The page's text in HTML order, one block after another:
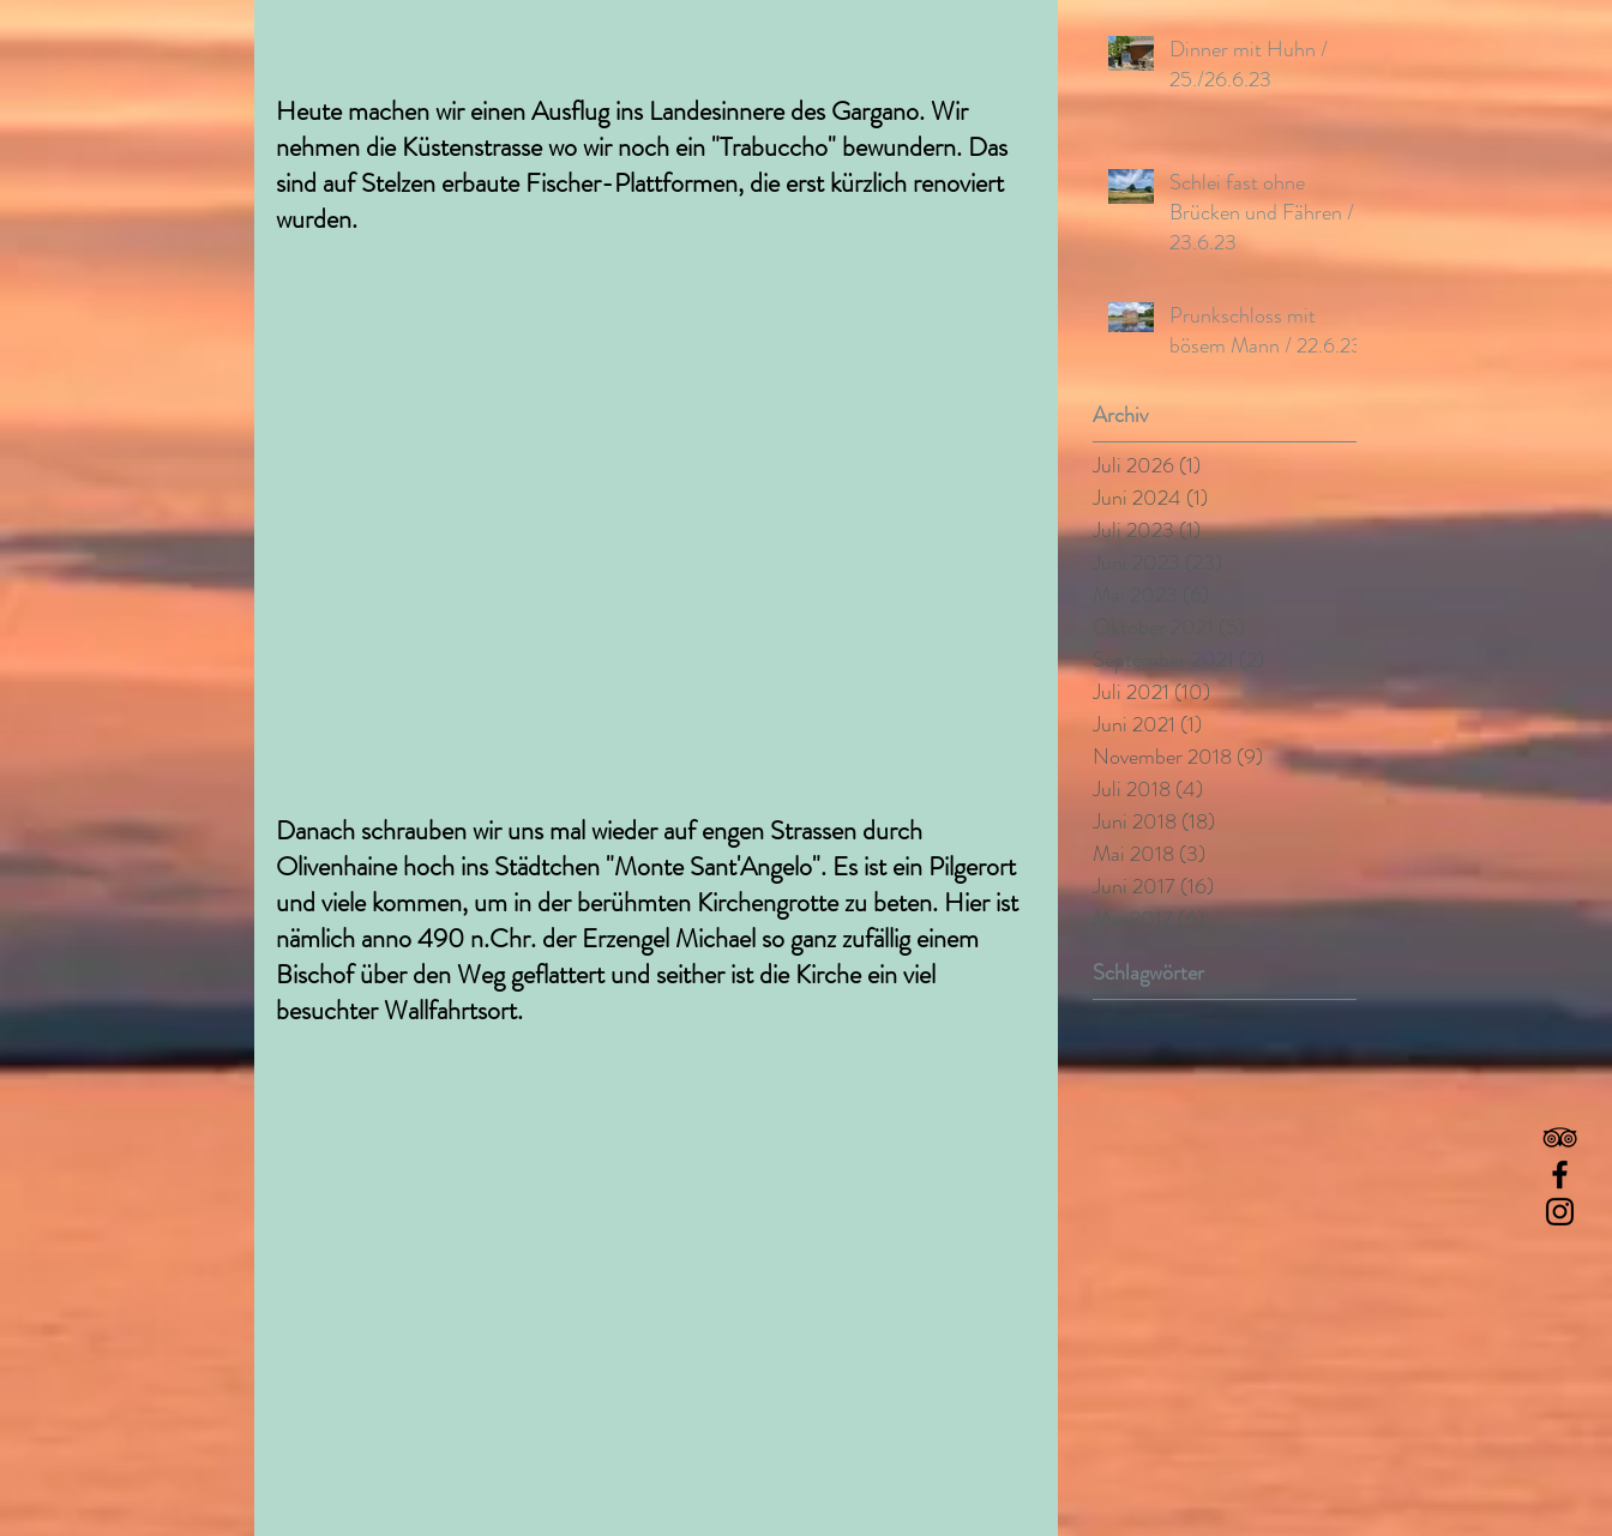
Heute machen wir einen Ausflug ins Landesinnere des Gargano. Wir
nehmen die Küstenstrasse wo wir noch ein "Trabuccho" bewundern. Das
sind auf Stelzen erbaute Fischer-Plattformen, die erst kürzlich renoviert
wurden.
Danach schrauben wir uns mal wieder auf engen Strassen durch
Olivenhaine hoch ins Städtchen "Monte Sant'Angelo". Es ist ein Pilgerort
und viele kommen, um in der berühmten Kirchengrotte zu beten. Hier ist
nämlich anno 490 n.Chr. der Erzengel Michael so ganz zufällig einem
Bischof über den Weg geflattert und seither ist die Kirche ein viel
besuchter Wallfahrtsort.
Dinner mit Huhn /
25./26.6.23
Schlei fast ohne
Brücken und Fähren /
23.6.23
Prunkschloss mit
bösem Mann / 22.6.23
Archiv
Juli 2026(1)
Juni 2024 (1)
Juli 2023(1)1 Beitrag
Juni 2023
September 2021
Juli 2021(10)10 Beiträge
Juni 2021 (1) 1 Beitrag
November 2018 (9) 9 Beiträge
Juli 2018(4)
Juni 2018 (18)
Mai 2018 (3)
Juni 2017 (16)
Mai 2017(6)6 Beiträge
Schlagwörter